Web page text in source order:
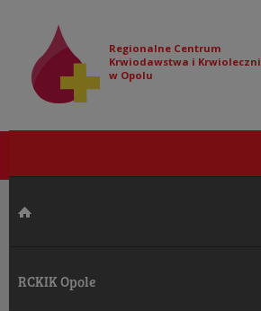
Regionalne Centrum
Krwiodawstwa i
w Opolu
RCKIK Opole